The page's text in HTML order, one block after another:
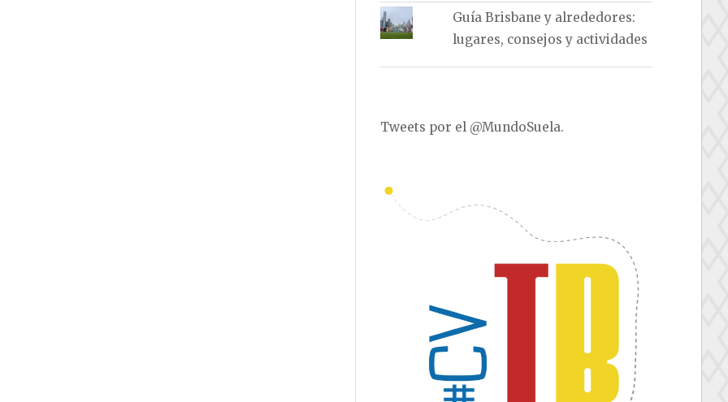
Guía Brisbane y alrededores:
lugares, consejos y actividades
Tweets por el @MundoSuela.